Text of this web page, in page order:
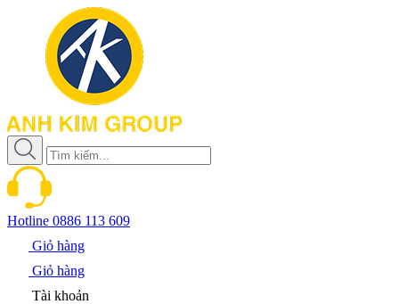
Hotline 0886 113 609
Giỏ hàng
Giỏ hàng
Tài khoản